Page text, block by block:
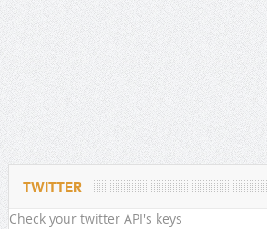
TWITTER
Check your twitter API's keys